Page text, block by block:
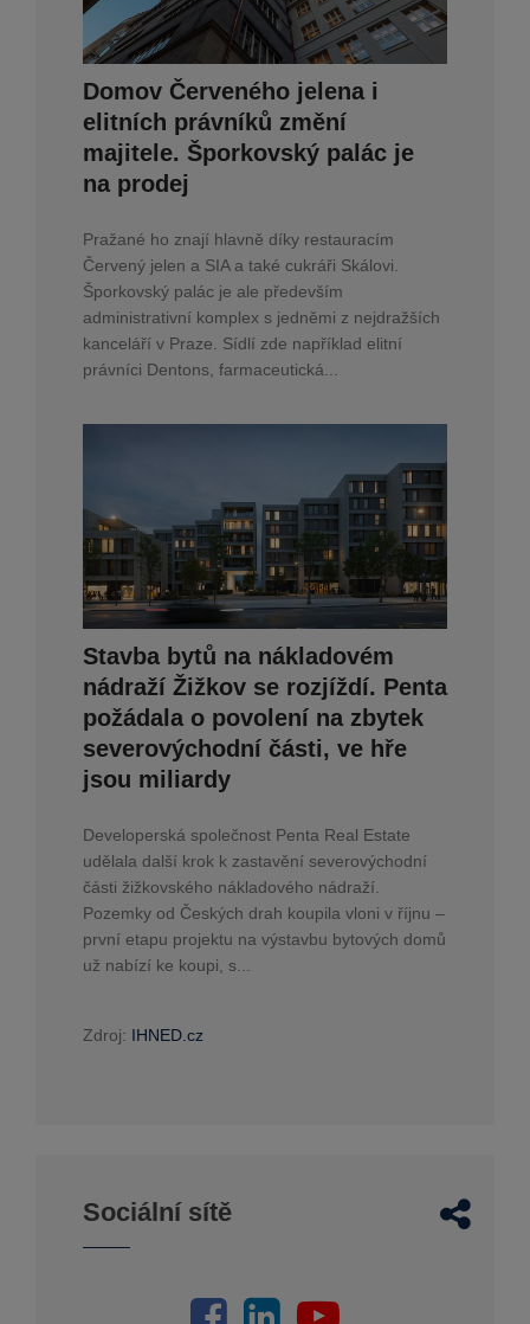
Domov Červeného jelena i
elitních právníků změní
majitele. Šporkovský palác je
na prodej
Pražané ho znají hlavně díky restauracím
Červený jelen a SIA a také cukráři Skálovi.
Šporkovský palác je ale především
administrativní komplex s jedněmi z nejdražších
kanceláří v Praze. Sídlí zde například elitní
právníci Dentons, farmaceutická...
Stavba bytů na nákladovém
nádraží Žižkov se rozjíždí. Penta
požádala o povolení na zbytek
severovýchodní části, ve hře
jsou miliardy
Developerská společnost Penta Real Estate
udělala další krok k zastavění severovýchodní
části žižkovského nákladového nádraží.
Pozemky od Českých drah koupila vloni v říjnu –
první etapu projektu na výstavbu bytových domů
už nabízí ke koupi, s...
Zdroj: IHNED.cz
Sociální sítě